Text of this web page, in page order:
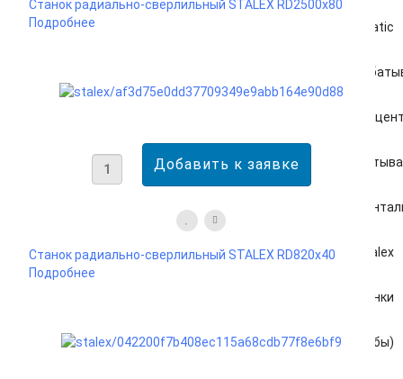
Pratic
Вертикально-фрезерные
Портальные обрабатывающие
Продольно-фрезерные
Многофункциональные
Stalex
Ленточнопильные станки
Профилегибы (трубогибы)
Станок радиально-сверлильный STALEX RD2500x80
Подробнее
Станок радиально-сверлильный STALEX RD820x40
Подробнее